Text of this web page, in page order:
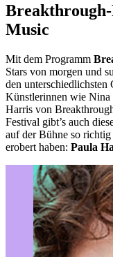
Music
Mit dem Programm
Stars von morgen und
den unterschiedlichsten
Künstlerinnen wie
Harris von
Festival gibt’s auch
auf der Bühne so
erobert haben: Paula